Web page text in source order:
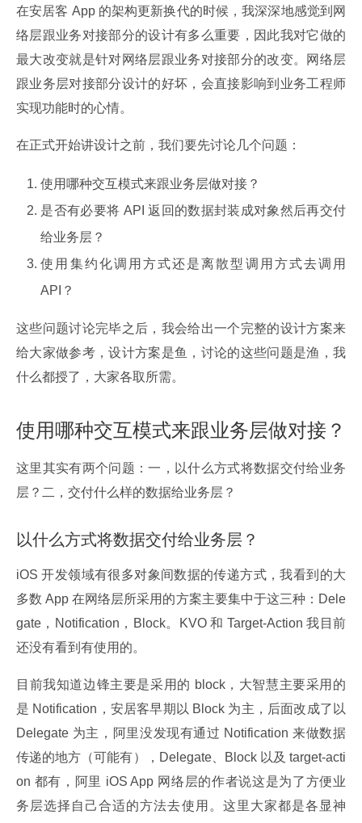
在安居客 App 的架构更新换代的时候，我深深地感觉到网
络层跟业务对接部分的设计有多么重要，因此我对它做的
最大改变就是针对网络层跟业务对接部分的改变。网络层
跟业务层对接部分设计的好坏，会直接影响到业务工程师
实现功能时的心情。
在正式开始讲设计之前，我们要先讨论几个问题：
使用哪种交互模式来跟业务层做对接？
是否有必要将 API 返回的数据封装成对象然后再交付
给业务层？
使用集约化调用方式还是离散型调用方式去调用
API？
这些问题讨论完毕之后，我会给出一个完整的设计方案来
给大家做参考，设计方案是鱼，讨论的这些问题是渔，我
什么都授了，大家各取所需。
使用哪种交互模式来跟业务层做对接？
这里其实有两个问题：一，以什么方式将数据交付给业务
层？二，交付什么样的数据给业务层？
以什么方式将数据交付给业务层？
iOS 开发领域有很多对象间数据的传递方式，我看到的大
多数 App 在网络层所采用的方案主要集中于这三种：Dele
gate，Notification，Block。KVO 和 Target-Action 我目前
还没有看到有使用的。
目前我知道边锋主要是采用的 block，大智慧主要采用的
是 Notification，安居客早期以 Block 为主，后面改成了以
Delegate 为主，阿里没发现有通过 Notification 来做数据
传递的地方（可能有），Delegate、Block 以及 target-acti
on 都有，阿里 iOS App 网络层的作者说这是为了方便业
务层选择自己合适的方法去使用。这里大家都是各显神